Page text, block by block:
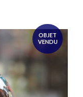
OBJET
VENDU